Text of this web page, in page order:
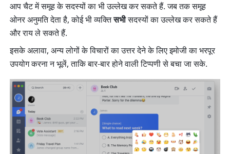
आप चैट में समूह के सदस्यों का भी उल्लेख कर सकते हैं. जब तक समूह
ओनर अनुमति देता है, कोई भी व्यक्ति सभी सदस्यों का उल्लेख कर सकते हैं
और राय ले सकते हैं.
इसके अलावा, अन्य लोगों के विचारों का उत्तर देने के लिए इमोजी का भरपूर
उपयोग करना न भूलें, ताकि बार-बार होने वाली टिप्पणी से बचा जा सके.